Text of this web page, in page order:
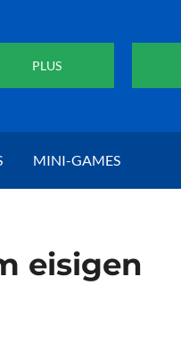
PLUS
MINI-GAMES
eisigen